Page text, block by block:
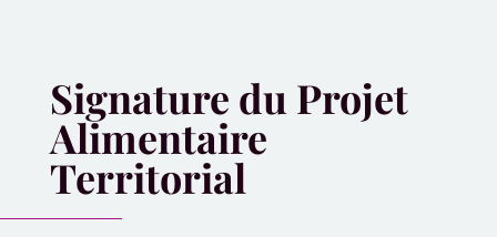
Signature du Projet
Alimentaire
Territorial